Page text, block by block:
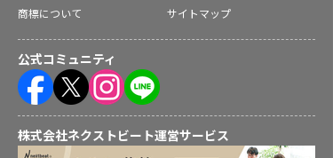
商標について
サイトマップ
公式コミュニティ
株式会社ネクストビート運営サービス